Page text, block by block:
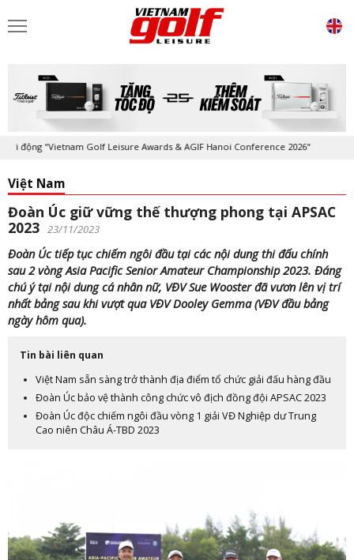
"Vietnam Golf Leisure Awards & AGIF Hanoi Conference 2026"
Việt Nam
Đoàn Úc giữ vững thế thượng phong tại APSAC
2023 23/11/2023
Đoàn Úc tiếp tục chiếm ngôi đầu tại các nội dung thi đấu chính
sau 2 vòng Asia Pacific Senior Amateur Championship 2023. Đáng
chú ý tại nội dung cá nhân nữ, VĐV Sue Wooster đã vươn lên vị trí
nhất bảng sau khi vượt qua VĐV Dooley Gemma (VĐV đầu bảng
ngày hôm qua).
Tin bài liên quan
Việt Nam sẵn sàng trở thành địa điểm tổ chức giải đấu hàng đầu
Đoàn Úc bảo vệ thành công chức vô địch đồng đội APSAC 2023
Đoàn Úc độc chiếm ngôi đầu vòng 1 giải VĐ Nghiệp dư Trung
Cao niên Châu Á-TBD 2023